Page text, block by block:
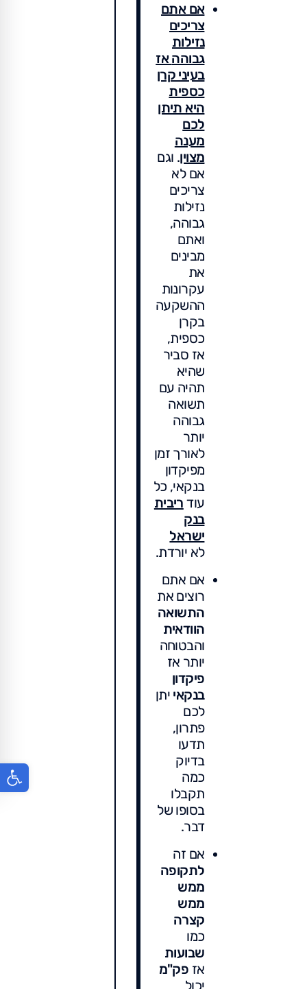
אם אתם
צריכים
נזילות
גבוההאז
בעיני קרן
כספית
היא תיתן
לכם
מענה
מצוין. וגם
אם לא
צריכים
נזילות
גבוהה,
ואתם
מבינים
את
עקרונות
ההשקעה
בקרן
כספית,
אז סביר
שהיא
תהיה עם
תשואה
גבוהה
יותר
לאורך זמן
מפיקדון
בנקאי, כל
עוד ריבית
בנק
ישראל
לא יורדת.
אם אתם
רוצים את
התשואה
הוודאית
והבטוחה
יותר אז
פיקדון
בנקאי יתן
לכם
פתרון,
תדעו
בדיוק
כמה
תקבלו
בסופו של
דבר.
אם זה
לתקופה
ממש
ממש
קצרה
כמו
שבועות
אז פק"מ
יכול
פתח